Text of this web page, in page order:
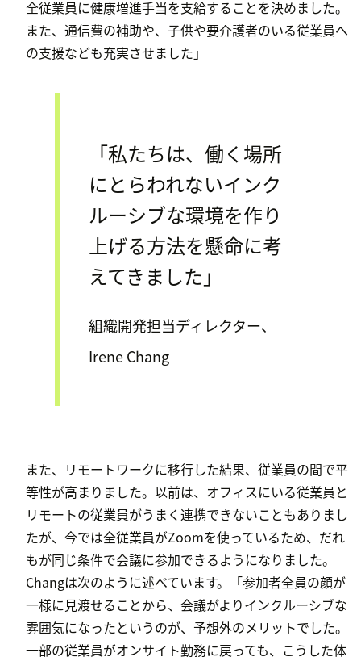
全従業員に健康増進手当を支給することを決めました。
また、通信費の補助や、子供や要介護者のいる従業員へ
の支援なども充実させました」
「私たちは、働く場所
にとらわれないインク
ルーシブな環境を作り
上げる方法を懸命に考
えてきました」
組織開発担当ディレクター、
Irene Chang
また、リモートワークに移行した結果、従業員の間で平
等性が高まりました。以前は、オフィスにいる従業員と
リモートの従業員がうまく連携できないこともありまし
たが、今では全従業員がZoomを使っているため、だれ
もが同じ条件で会議に参加できるようになりました。
Changは次のように述べています。「参加者全員の顔が
一様に見渡せることから、会議がよりインクルーシブな
雰囲気になったというのが、予想外のメリットでした。
一部の従業員がオンサイト勤務に戻っても、こうした体